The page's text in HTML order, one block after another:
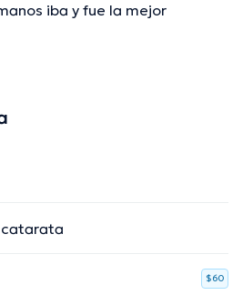
iba y fue la mejor
$60